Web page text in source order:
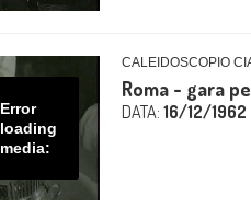
Error
loading
media:
CALEIDOSCOPIO
Roma - gara
DATA: 16/12/1962